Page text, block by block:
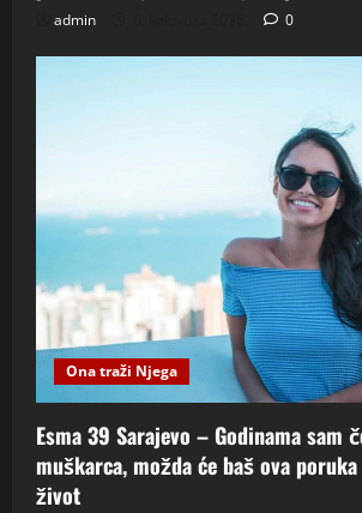
admin 0
Ona traži Njega
Esma 39 Sarajevo – Godinama sam
muškarca, možda će baš ova
život